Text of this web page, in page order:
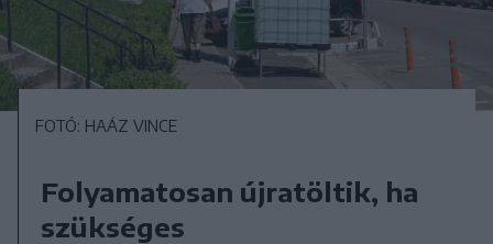
FOTÓ: HAÁZ VINCE
Folyamatosan újratöltik, ha
szükséges